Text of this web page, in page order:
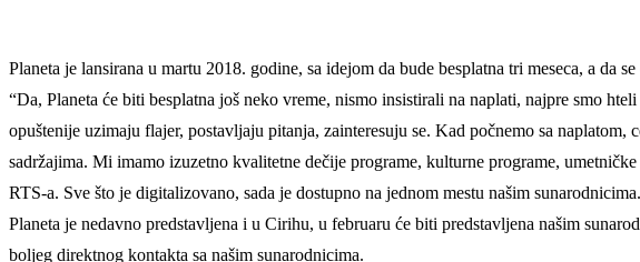
Planeta je lansirana u martu 2018. godine, sa idejom da bude besplatna tri meseca, a da
“Da, Planeta će biti besplatna još neko vreme, nismo insistirali na naplati, najpre smo
opuštenije uzimaju flajer, postavljaju pitanja, zainteresuju se. Kad počnemo sa
sadržajima. Mi imamo izuzetno kvalitetne dečije programe, kulturne programe,
RTS-a. Sve što je digitalizovano, sada je dostupno na jednom mestu našim
Planeta je nedavno predstavljena i u Cirihu, u februaru će biti predstavljena našim
boljeg direktnog kontakta sa našim sunarodnicima.